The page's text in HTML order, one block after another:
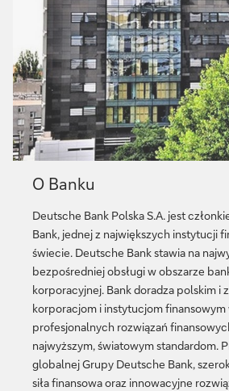
Więcej
O Banku
Deutsche Bank Polska S.A. jest
Bank, jednej z największych instytucji
świecie. Deutsche Bank stawia na
bezpośredniej obsługi w obszarze
korporacyjnej. Bank doradza polskim i
korporacjom i instytucjom finansowym
profesjonalnych rozwiązań
najwyższym, światowym standardom.
globalnej Grupy Deutsche Bank,
siła finansowa oraz innowacyjne